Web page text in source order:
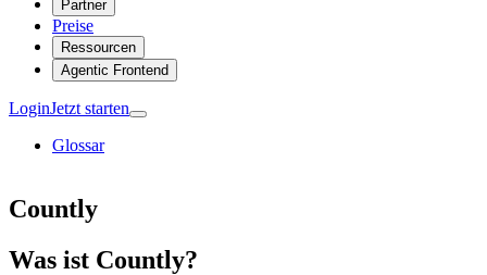
Partner
Preise
Ressourcen
Agentic Frontend
LoginJetzt starten
Glossar
Countly
Was ist Countly?